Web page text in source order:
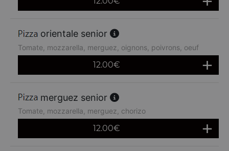
orientale senior
Tomate, mozzarella, merguez, oignons, poivrons, oeuf
12.00€
merguez senior
Tomate, mozzarella, merguez, chorizo
12.00€